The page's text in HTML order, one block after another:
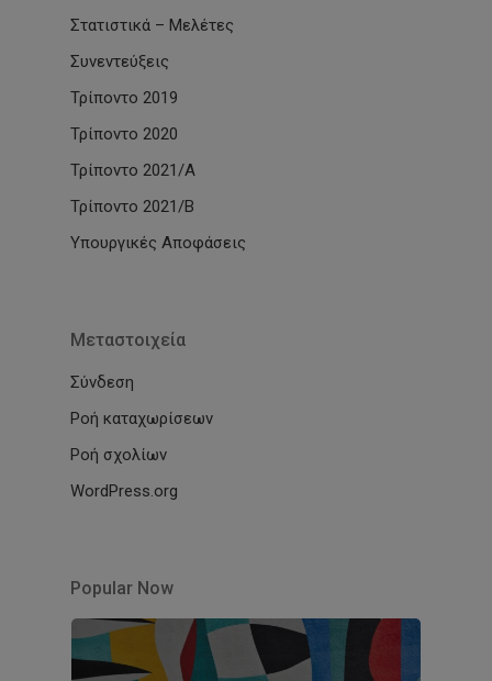
Στατιστικά – Μελέτες
Συνεντεύξεις
Τρίποντο 2019
Τρίποντο 2020
Τρίποντο 2021/Α
Τρίποντο 2021/Β
Υπουργικές Αποφάσεις
Μεταστοιχεία
Σύνδεση
Ροή καταχωρίσεων
Ροή σχολίων
WordPress.org
Popular Now